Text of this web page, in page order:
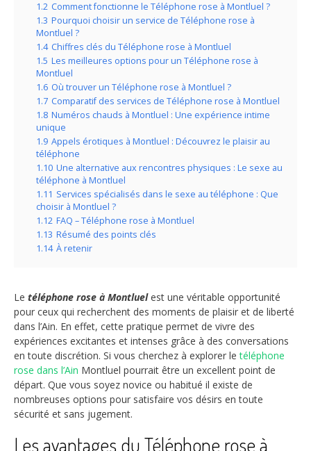
1.2 Comment fonctionne le Téléphone rose à Montluel ?
1.3 Pourquoi choisir un service de Téléphone rose à
Montluel ?
1.4 Chiffres clés du Téléphone rose à Montluel
1.5 Les meilleures options pour un Téléphone rose à
Montluel
1.6 Où trouver un Téléphone rose à Montluel ?
1.7 Comparatif des services de Téléphone rose à Montluel
1.8 Numéros chauds à Montluel : Une expérience intime
unique
1.9 Appels érotiques à Montluel : Découvrez le plaisir au
téléphone
1.10 Une alternative aux rencontres physiques : Le sexe au
téléphone à Montluel
1.11 Services spécialisés dans le sexe au téléphone : Que
choisir à Montluel ?
1.12 FAQ – Téléphone rose à Montluel
1.13 Résumé des points clés
1.14 À retenir
Le téléphone rose à Montluelest une véritable opportunité
pour ceux qui recherchent des moments de plaisir et de liberté
dans l’Ain. En effet, cette pratique permet de vivre des
expériences excitantes et intenses grâce à des conversations
en toute discrétion. Si vous cherchez à explorer letéléphone
rose dans l’Ain Montluel pourrait être un excellent point de
départ. Que vous soyez novice ou habitué il existe de
nombreuses options pour satisfaire vos désirs en toute
sécurité et sans jugement.
Les avantages du Téléphone rose à